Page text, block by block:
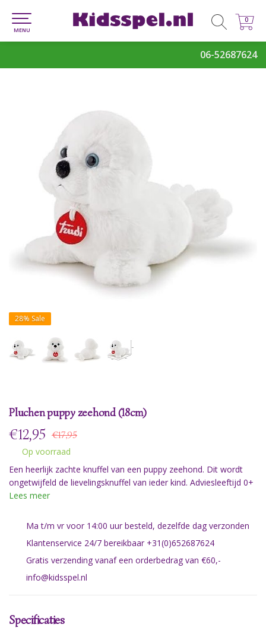
06-52687624
0
0
MENU
28% Sale
Pluchen puppy zeehond (18cm)
€12,95 €17,95
Op voorraad
Een heerlijk zachte knuffel van een puppy zeehond. Dit wordt
ongetwijfeld de lievelingsknuffel van ieder kind. Adviesleeftijd 0+
Lees meer
Ma t/m vr voor 14:00 uur besteld, dezelfde dag verzonden
Klantenservice 24/7 bereikbaar +31(0)652687624
Gratis verzending vanaf een orderbedrag van €60,-
info@kidsspel.nl
Specificaties